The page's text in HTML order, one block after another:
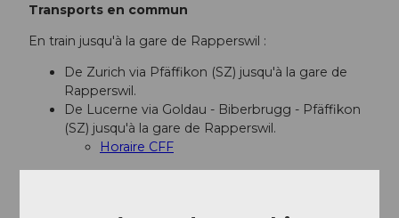
Transports en commun
En train jusqu'à la gare de Rapperswil :
De Zurich via Pfäffikon (SZ) jusqu'à la gare de
Rapperswil.
De Lucerne via Goldau - Biberbrugg - Pfäffikon
(SZ) jusqu'à la gare de Rapperswil.
Horaire CFF